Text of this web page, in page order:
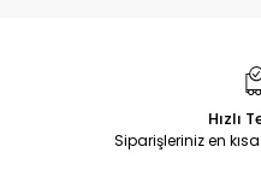
Hızlı
Siparişleriniz en